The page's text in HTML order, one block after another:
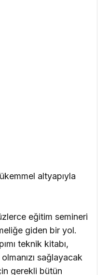
sağlayacak
gerekli bütün
CAD/CAMa ve